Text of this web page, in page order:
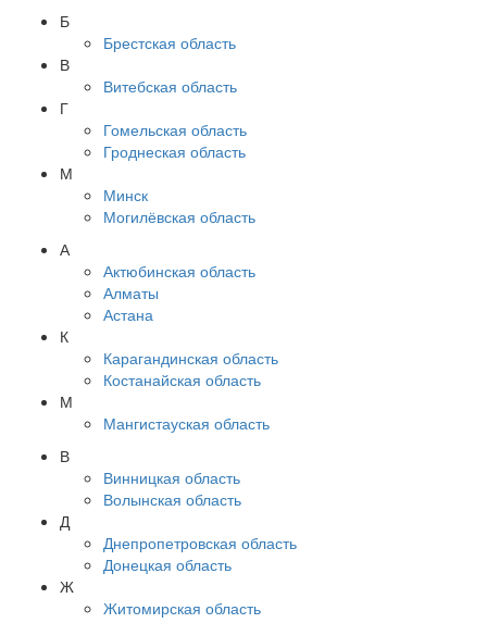
Б
Брестская область
В
Витебская область
Г
Гомельская область
Гроднеская область
М
Минск
Могилёвская область
А
Актюбинская область
Алматы
Астана
К
Карагандинская область
Костанайская область
М
Мангистауская область
В
Винницкая область
Волынская область
Д
Днепропетровская область
Донецкая область
Ж
Житомирская область